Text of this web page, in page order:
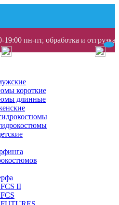
пн-пт, обработка и
короткие
длинные
II